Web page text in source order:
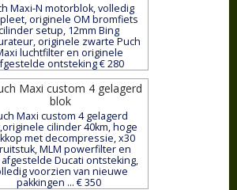
Maxi-N motorblok, volledig
originele OM bromfiets
setup, 12mm Bing
originele zwarte Puch
luchtfilter en originele
ontsteking € 280
Maxi custom 4 gelagerd
cilinder 40km, hoge
met decompressie, x30
MLM powerfilter en
Ducati ontsteking,
voorzien van nieuwe
pakkingen ... € 350